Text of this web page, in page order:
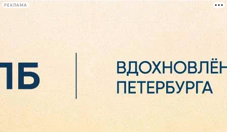
РЕКЛАМА
Сегодня: